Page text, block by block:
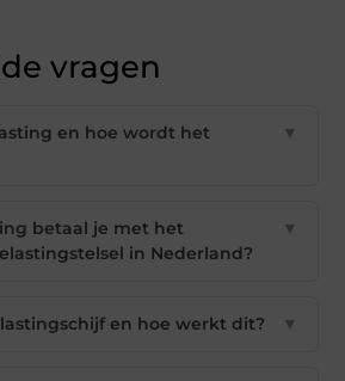
vragen
en hoe wordt het
▼
betaal je met het
in Nederland?
▼
en hoe werkt dit? ▼